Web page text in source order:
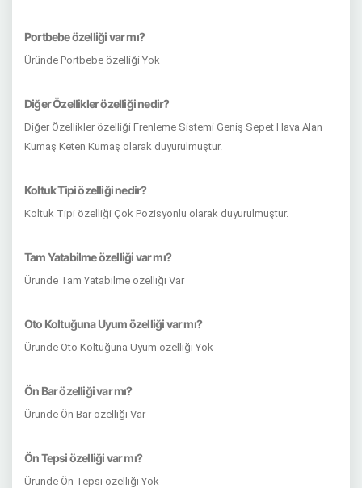
Portbebe özelliği var mı?
Üründe Portbebe özelliği Yok
Diğer Özellikler özelliği nedir?
Diğer Özellikler özelliği Frenleme Sistemi Geniş Sepet Hava Alan
Kumaş Keten Kumaş olarak duyurulmuştur.
Koltuk Tipi özelliği nedir?
Koltuk Tipi özelliği Çok Pozisyonlu olarak duyurulmuştur.
Tam Yatabilme özelliği var mı?
Üründe Tam Yatabilme özelliği Var
Oto Koltuğuna Uyum özelliği var mı?
Üründe Oto Koltuğuna Uyum özelliği Yok
Ön Bar özelliği var mı?
Üründe Ön Bar özelliği Var
Ön Tepsi özelliği var mı?
Üründe Ön Tepsi özelliği Yok